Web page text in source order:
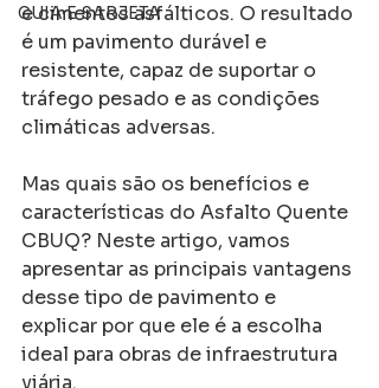
GUIA E SARJETA
e cimentos asfálticos. O resultado
é um pavimento durável e
resistente, capaz de suportar o
tráfego pesado e as condições
climáticas adversas.
Mas quais são os benefícios e
características do Asfalto Quente
CBUQ? Neste artigo, vamos
apresentar as principais vantagens
desse tipo de pavimento e
explicar por que ele é a escolha
ideal para obras de infraestrutura
viária.